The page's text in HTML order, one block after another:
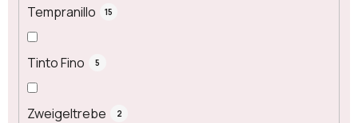
Tempranillo 15
Tinto Fino 5
Zweigeltrebe 2